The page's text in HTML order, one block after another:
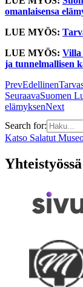
omanlaisensa
LUE MYÖS:
LUE MYÖS: Villa
ja tunnelmallisen
PrevEdellinen
SeuraavaSuomen
elämyksenNext
Search for:
Katso Salatut
Yhteistyössä